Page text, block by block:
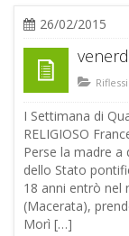
26/02/2015
I Settimana di
RELIGIOSO
Perse la madre a
dello Stato
18 anni entrò nel
(Macerata),
Morì […]